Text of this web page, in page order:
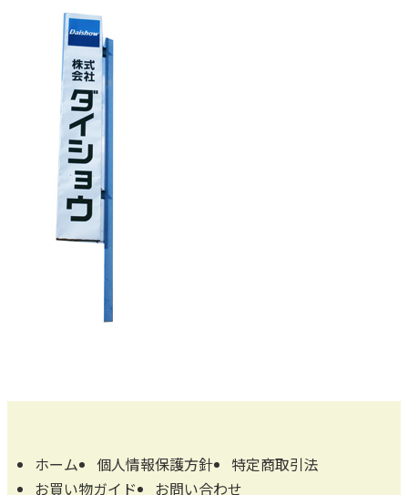
ホーム 個人情報保護方針
特定商取引法
お買い物ガイド
お問い合わせ